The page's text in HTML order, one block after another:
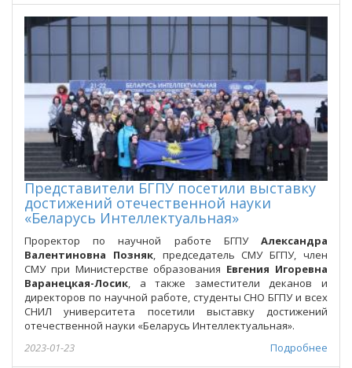
Представители БГПУ посетили выставку
достижений отечественной науки
«Беларусь Интеллектуальная»
Проректор по научной работе БГПУ Александра
Валентиновна Позняк, председатель СМУ БГПУ, член
СМУ при Министерстве образования Евгения Игоревна
Варанецкая-Лосик, а также заместители деканов и
директоров по научной работе, студенты СНО БГПУ и всех
СНИЛ университета посетили выставку достижений
отечественной науки «Беларусь Интеллектуальная».
Подробнее
2023-01-23